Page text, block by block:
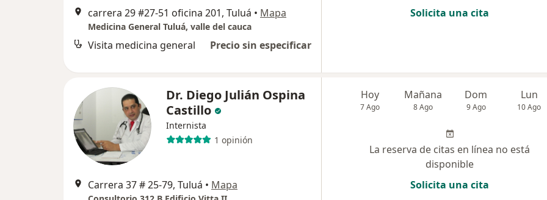
carrera 29 #27-51 oficina 201, Tuluá • Mapa
Medicina General Tuluá, valle del cauca
Visita medicina general Precio sin especificar
Solicita una cita
Dr. Diego Julián Ospina
Castillo
Internista
1 opinión
Carrera 37 # 25-79, Tuluá • Mapa
Hoy
7 Ago
Mañana
8 Ago
Dom
9 Ago
Lun
10 Ago
La reserva de citas en línea no está
disponible
Solicita una cita